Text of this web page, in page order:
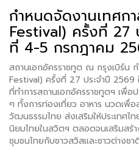
กำหนดจัดงานเทศก
Festival) ครั้งที่ 27
ที่ 4-5 กรกฎาคม
สถานเอกอัครราชทูต ณ กรุงเบิร์น
Festival) ครั้งที่ 27 ประจำปี
ที่ทำการสถานเอกอัครราชทูตฯ เพื่อ
ๆ ทั้งการท่องเที่ยว อาหาร นวดเพื่
วัฒนธรรมไทย ส่งเสริมให้ประเทศไ
นิยมไทยในสวิตฯ ตลอดจนเสริมสร้
ชุมชนไทยกับชาวสวิสและชาวต่างช